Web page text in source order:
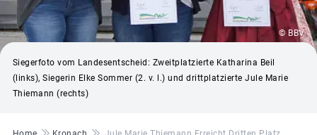
© BBV
Siegerfoto vom Landesentscheid: Zweitplatzierte Katharina Beil
(links), Siegerin Elke Sommer (2. v. l.) und drittplatzierte Jule Marie
Thiemann (rechts)